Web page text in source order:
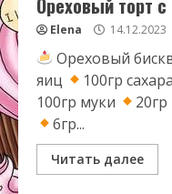
Elena 14.12.2023
Ореховый
яиц
100гр сахара
100гр муки
6гр...
Читать далее